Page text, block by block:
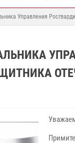
Управления